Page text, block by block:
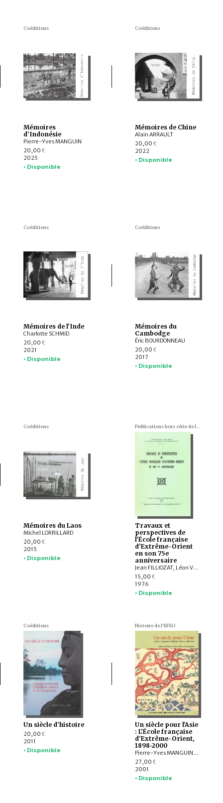
Coéditions
Mémoires
d'Indonésie
Pierre-Yves MANGUIN
20,00 €
2025
• Disponible
Coéditions
Mémoires de Chine
Alain ARRAULT
20,00 €
2022
• Disponible
Coéditions
Mémoires de l'Inde
Charlotte SCHMID
20,00 €
2021
• Disponible
Coéditions
Mémoires du
Cambodge
Éric BOURDONNEAU
20,00 €
2017
• Disponible
Coéditions
Mémoires du Laos
Michel LORRILLARD
20,00 €
2015
• Disponible
Publications hors série de l'École française d'Extrême-Orient
Travaux et
perspectives de
l'École française
d'Extrême-Orient
en son 75e
anniversaire
Jean FILLIOZAT, Léon VANDERMEERSCH, Bernard Philippe GROSLIER, François GROS
15,00 €
1976
• Disponible
Coéditions
Un siècle d'histoire
20,00 €
2011
• Disponible
Histoire de l'EFEO
Un siècle pour l'Asie
: L'École française
d'Extrême-Orient,
1898-2000
Pierre-Yves MANGUIN, Catherine CLÉMENTIN-OJHA
27,00 €
2001
• Disponible